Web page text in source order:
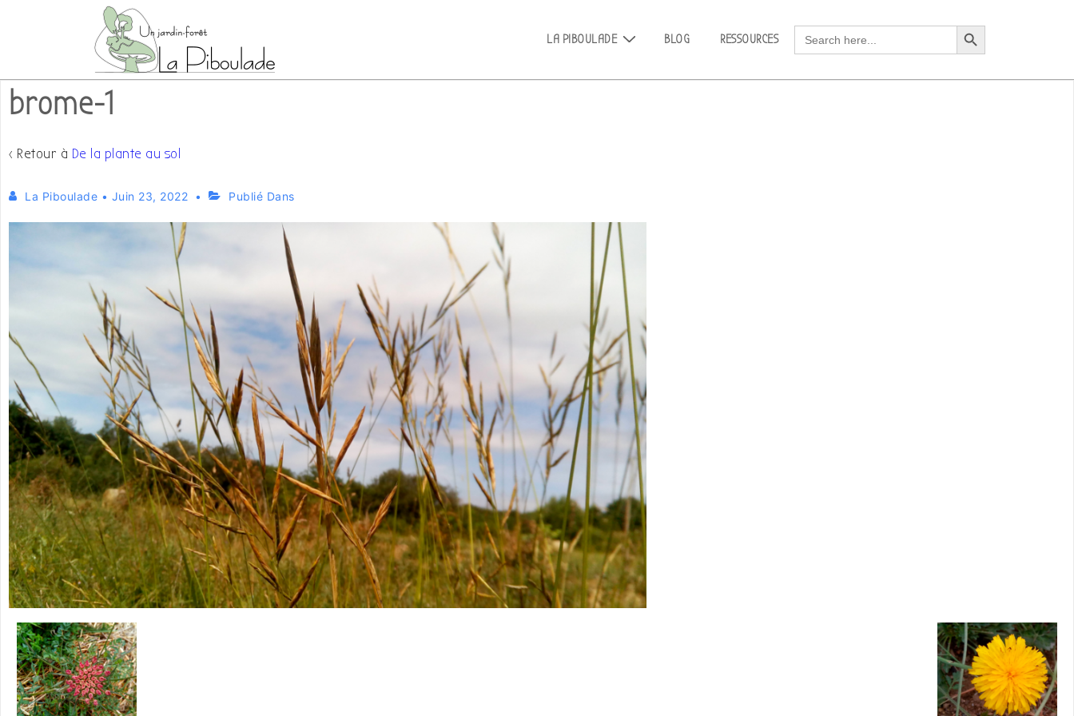
principal
MainLA PIBOULADE BLOG RESSOURCES
Search
for:
Search Button
brome-1
‹ Retour à De la plante au sol
La Piboulade • Juin 23, 2022 Publié Dans